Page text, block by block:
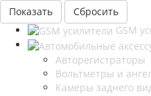
Сбросить
GSM
Авторегистраторы
Вольтметры и
Камеры заднего